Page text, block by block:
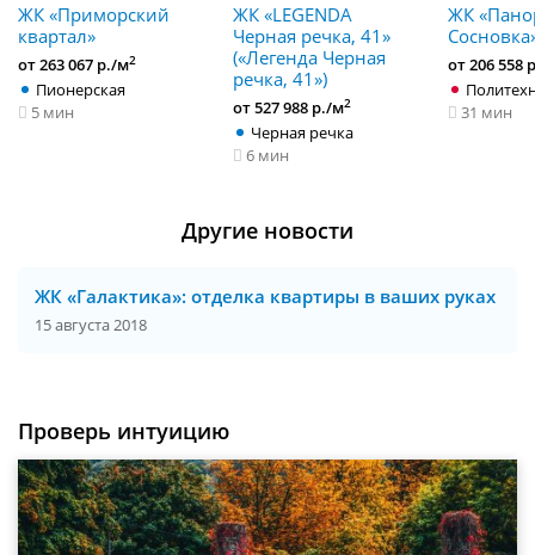
ЖК «Приморский
квартал»
от 263 067 р./м2
Пионерская
5 мин
ЖК «LEGENDA
Черная речка, 41»
(«Легенда Черная
речка, 41»)
от 527 988 р./м2
Черная речка
6 мин
ЖК
от 206 558
31 мин
Другие новости
ЖК «Галактика»: отделка квартиры в ваших руках
15 августа 2018
Проверь интуицию